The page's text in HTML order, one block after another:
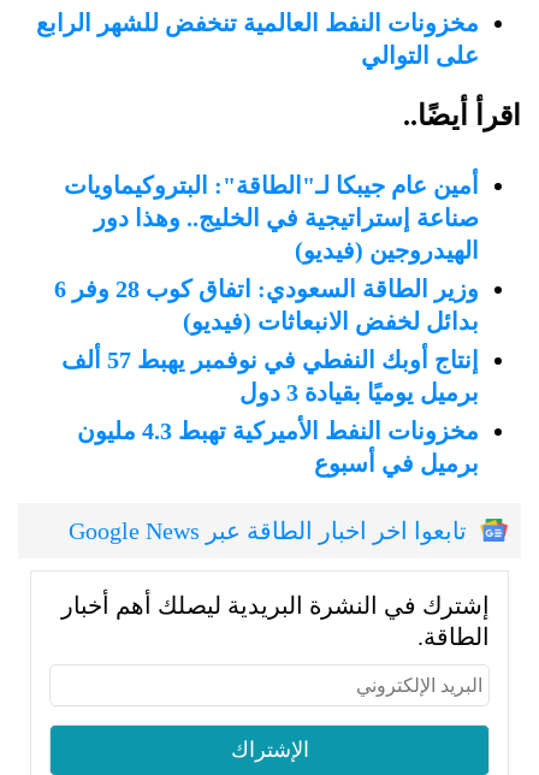
مخزونات النفط العالمية تنخفض للشهر الرابع
على التوالي
اقرأ أيضًا..
أمين عام جيبكا لـ"الطاقة": البتروكيماويات
صناعة إستراتيجية في الخليج.. وهذا دور
الهيدروجين (فيديو)
وزير الطاقة السعودي: اتفاق كوب 28 وفر 6
بدائل لخفض الانبعاثات (فيديو)
إنتاج أوبك النفطي في نوفمبر يهبط 57 ألف
برميل يوميًا بقيادة 3 دول
مخزونات النفط الأميركية تهبط 4.3 مليون
برميل في أسبوع
تابعوا اخر اخبار الطاقة عبر Google News
إشترك في النشرة البريدية ليصلك أهم أخبار
الطاقة.